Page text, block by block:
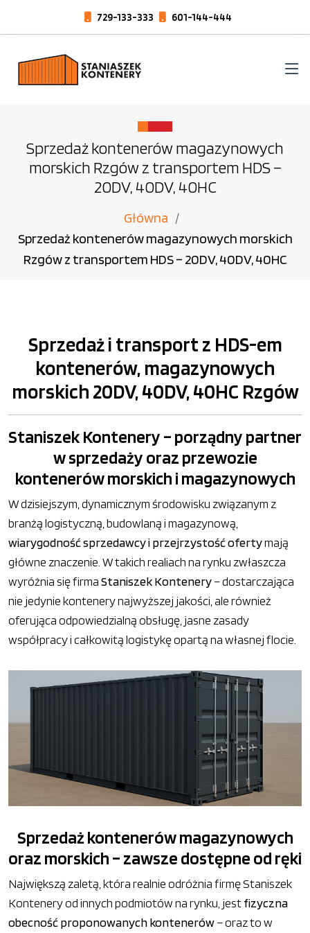
729-133-333 601-144-444
Sprzedaż kontenerów magazynowych
morskich Rzgów z transportem HDS –
20DV, 40DV, 40HC
Główna
Sprzedaż kontenerów magazynowych morskich
Rzgów z transportem HDS – 20DV, 40DV, 40HC
Sprzedaż i transport z HDS-em
kontenerów, magazynowych
morskich 20DV, 40DV, 40HC Rzgów
Staniszek Kontenery – porządny partner
w sprzedaży oraz przewozie
kontenerów morskich i magazynowych
W dzisiejszym, dynamicznym środowisku związanym z
branżą logistyczną, budowlaną i magazynową,
wiarygodność sprzedawcy i przejrzystość ofertymają
główne znaczenie. W takich realiach na rynku zwłaszcza
wyróżnia się firmaStaniszek Kontenery– dostarczająca
nie jedynie kontenery najwyższej jakości, ale również
oferująca odpowiedzialną obsługę, jasne zasady
współpracy i całkowitą logistykę opartą na własnej flocie.
Sprzedaż kontenerów magazynowych
oraz morskich – zawsze dostępne od ręki
Największą zaletą, która realnie odróżnia firmę Staniszek
Kontenery od innych podmiotów na rynku, jestfizyczna
obecność proponowanych kontenerów– oraz to w